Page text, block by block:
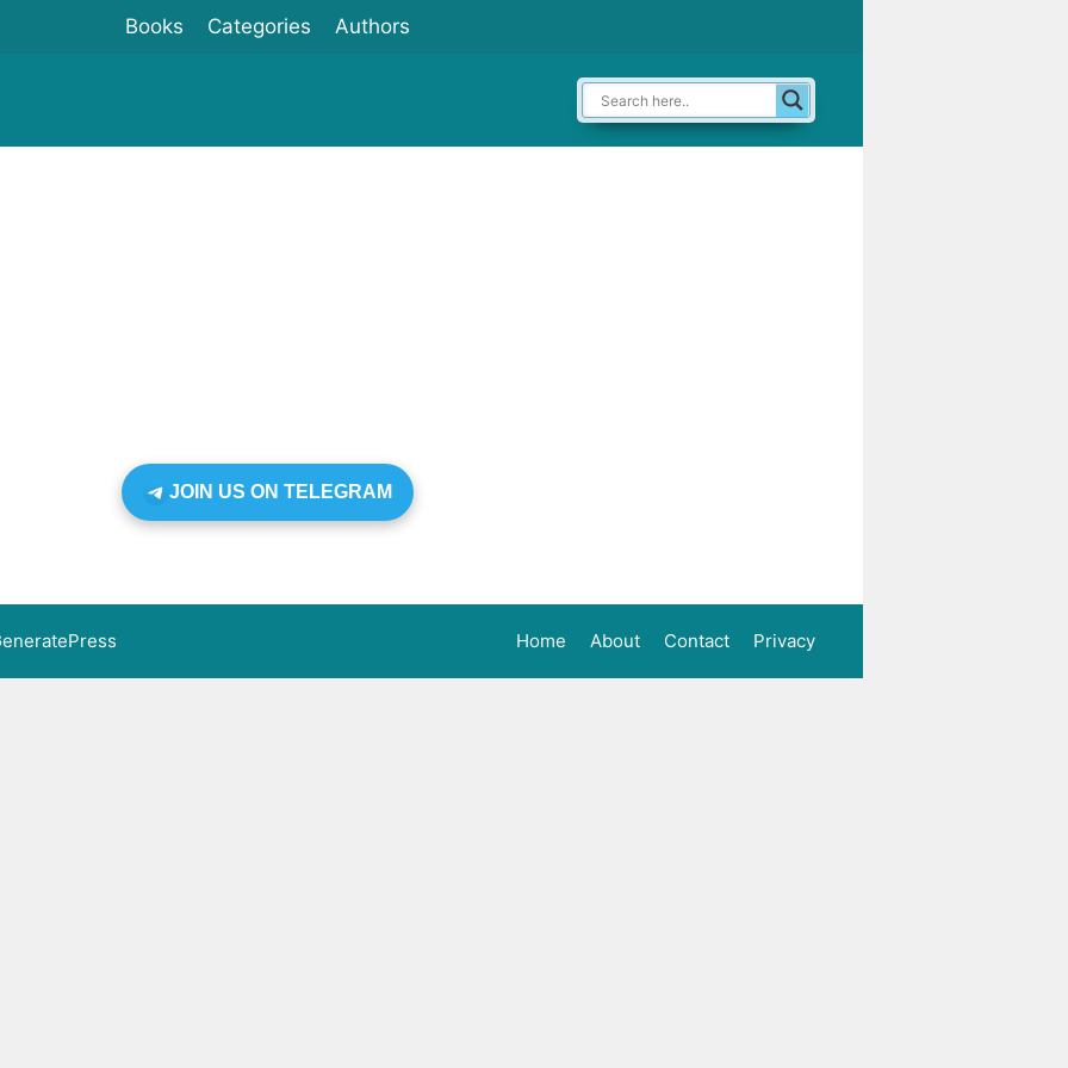
Books Categories Authors
JOIN US ON TELEGRAM
Home About Contact Privacy